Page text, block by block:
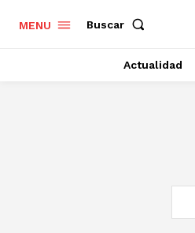
MENU Buscar
Actualidad